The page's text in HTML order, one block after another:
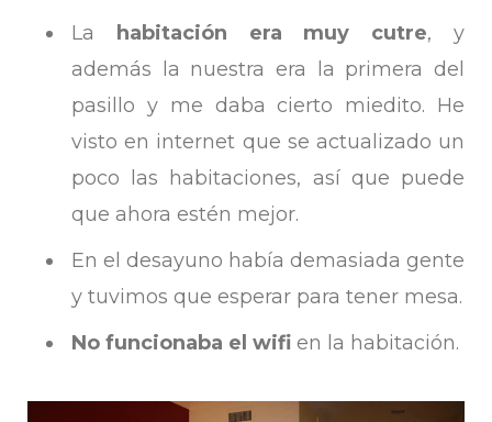
La habitación era muy cutre, y
además la nuestra era la primera del
pasillo y me daba cierto miedito. He
visto en internet que se actualizado un
poco las habitaciones, así que puede
que ahora estén mejor.
En el desayuno había demasiada gente
y tuvimos que esperar para tener mesa.
No funcionaba el wifi en la habitación.